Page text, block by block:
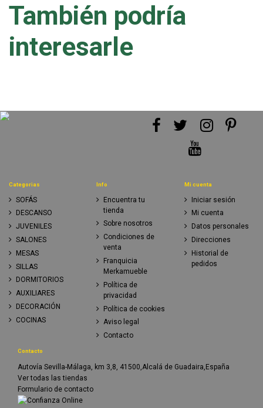
También podría
interesarle
Categorias
SOFÁS
DESCANSO
JUVENILES
SALONES
MESAS
SILLAS
DORMITORIOS
AUXILIARES
DECORACIÓN
COCINAS
Info
Encuentra tu
tienda
Sobre nosotros
Condiciones de
venta
Franquicia
Merkamueble
Política de
privacidad
Política de cookies
Aviso legal
Contacto
Mi cuenta
Iniciar sesión
Mi cuenta
Datos personales
Direcciones
Historial de
pedidos
Contacto
Autovía Sevilla-Málaga, km 3,8, 41500,Alcalá de Guadaira,España
Ver todas las tiendas
Formulario de contacto